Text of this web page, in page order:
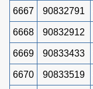
6667 90832791
6668 90832912
6669 90833433
6670 90833519